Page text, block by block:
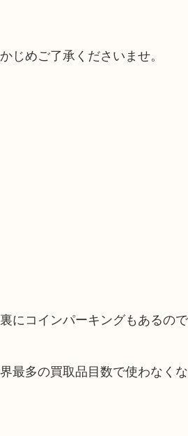
めご了承くださいませ。
にコインパーキングもあるの
最多の買取品目数で使わなく